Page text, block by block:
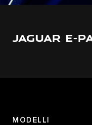
JAGUAR E-
MODELLI